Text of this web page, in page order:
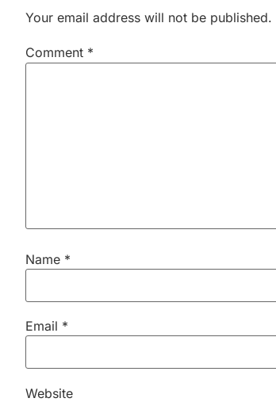
Your email address will not be published.
Comment *
Name *
Email *
Website